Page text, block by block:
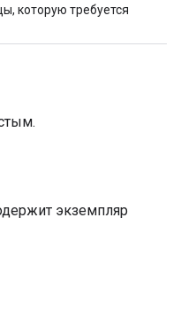
которую требуется
экземпляр